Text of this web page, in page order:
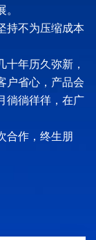
持不为压缩成本
年历久弥新，
户省心，产品会
徜徜徉徉，在广
合作，终生朋